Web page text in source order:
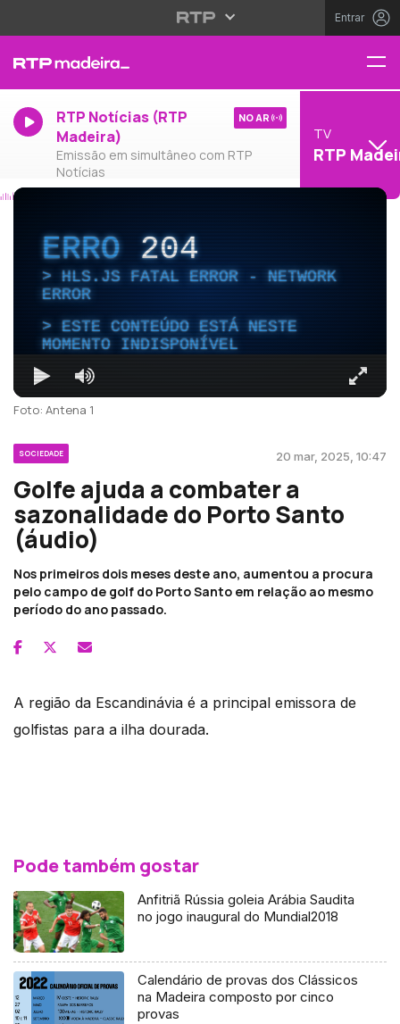
Entrar
RTP Notícias (RTP
Madeira)
Emissão em simultâneo com RTP
Notícias
NO AR
TV
RTP
ERRO204
HLS.JS FATAL ERROR - NETWORK
ERROR
ESTE CONTEÚDO ESTÁ NESTE
MOMENTO INDISPONÍVEL
Foto: Antena 1
SOCIEDADE 20 mar, 2025, 10:47
Golfe ajuda a combater a
sazonalidade do Porto Santo
(áudio)
Nos primeiros dois meses deste ano, aumentou a procura
pelo campo de golf do Porto Santo em relação ao mesmo
período do ano passado.
A região da Escandinávia é a principal emissora de
golfistas para a ilha dourada.
Pode também gostar
Anfitriã Rússia goleia Arábia Saudita
no jogo inaugural do Mundial2018
Calendário de provas dos Clássicos
na Madeira composto por cinco
provas